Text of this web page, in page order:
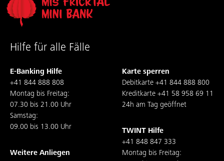
Hilfe für alle Fälle
E-Banking Hilfe
+41 844 888 808
Montag bis Freitag:
07.30 bis 21.00 Uhr
Samstag:
09.00 bis 13.00 Uhr
Weitere Anliegen
Karte sperren
Debitkarte +41 844 888 800
Kreditkarte +41 58 958 69 11
24h am Tag geöffnet
TWINT Hilfe
+41 848 847 333
Montag bis Freitag: